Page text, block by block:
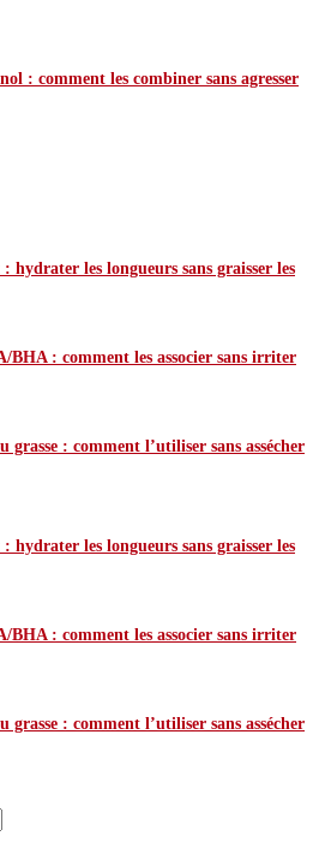
: comment les combiner sans agresser
hydrater les longueurs sans graisser les
BHA : comment les associer sans irriter
grasse : comment l’utiliser sans assécher
hydrater les longueurs sans graisser les
BHA : comment les associer sans irriter
grasse : comment l’utiliser sans assécher